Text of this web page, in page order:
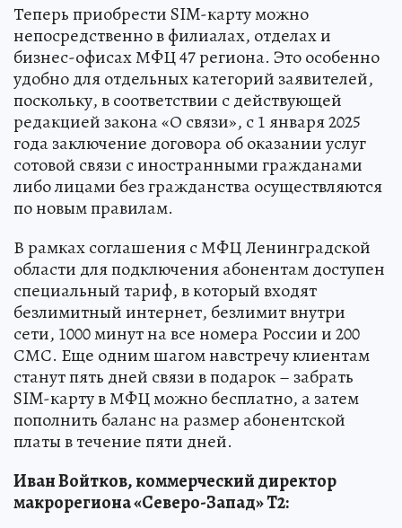
Теперь приобрести SIM-карту можно
непосредственно в филиалах, отделах и
бизнес-офисах МФЦ 47 региона. Это особенно
удобно для отдельных категорий заявителей,
поскольку, в соответствии с действующей
редакцией закона «О связи», с 1 января 2025
года заключение договора об оказании услуг
сотовой связи с иностранными гражданами
либо лицами без гражданства осуществляются
по новым правилам.
В рамках соглашения с МФЦ Ленинградской
области для подключения абонентам доступен
специальный тариф, в который входят
безлимитный интернет, безлимит внутри
сети, 1000 минут на все номера России и 200
СМС. Еще одним шагом навстречу клиентам
станут пять дней связи в подарок – забрать
SIM-карту в МФЦ можно бесплатно, а затем
пополнить баланс на размер абонентской
платы в течение пяти дней.
Иван Войтков, коммерческий директор
макрорегиона «Северо-Запад» T2: